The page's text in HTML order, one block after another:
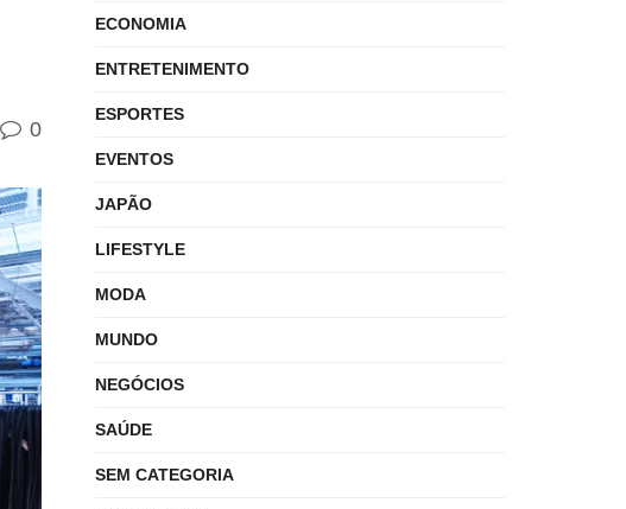
0
ECONOMIA
ENTRETENIMENTO
ESPORTES
EVENTOS
JAPÃO
LIFESTYLE
MODA
MUNDO
NEGÓCIOS
SAÚDE
SEM CATEGORIA